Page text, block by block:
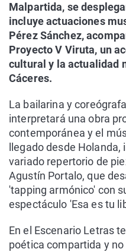
Malpartida, se
incluye actuaciones
Pérez Sánchez,
Proyecto V Viruta, un
cultural y la actualidad
Cáceres.
La bailarina y
interpretará una obra
contemporánea y el
llegado desde
variado repertorio de
Agustín Portalo, que
'tapping armónico' con
espectáculo 'Esa es tu
En el Escenario Letras
poética compartida y